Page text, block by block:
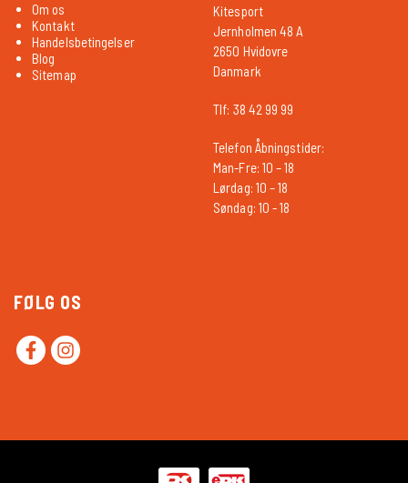
Om os
Kontakt
Handelsbetingelser
Blog
Sitemap
Kitesport
Jernholmen 48 A
2650 Hvidovre
Danmark
Tlf: 38 42 99 99
Telefon Åbningstider:
Man-Fre: 10 – 18
Lørdag: 10 – 18
Søndag: 10 - 18
FØLG OS